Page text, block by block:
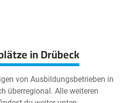
in Drübeck
von Ausbildungsbetrieben in
überregional. Alle weiteren